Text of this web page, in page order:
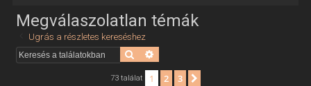
Megválaszolatlan témák
Ugrás a részletes kereséshez
Keresés
73 találat 1 2 3